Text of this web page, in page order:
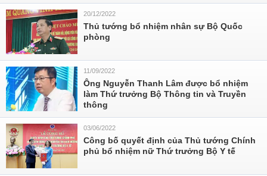
20/12/2022
Thủ tướng bổ nhiệm nhân sự Bộ Quốc
phòng
11/09/2022
Ông Nguyễn Thanh Lâm được bổ nhiệm
làm Thứ trưởng Bộ Thông tin và Truyền
thông
03/06/2022
Công bố quyết định của Thủ tướng Chính
phủ bổ nhiệm nữ Thứ trưởng Bộ Y tế